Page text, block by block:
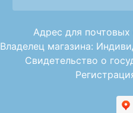
Адрес для почтовых
Владелец магазина:
Свидетельство о